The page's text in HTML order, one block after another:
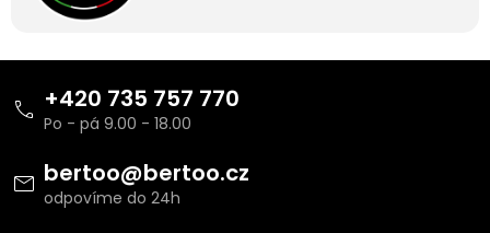
bertoo@bertoo.cz
+420 735 757 770